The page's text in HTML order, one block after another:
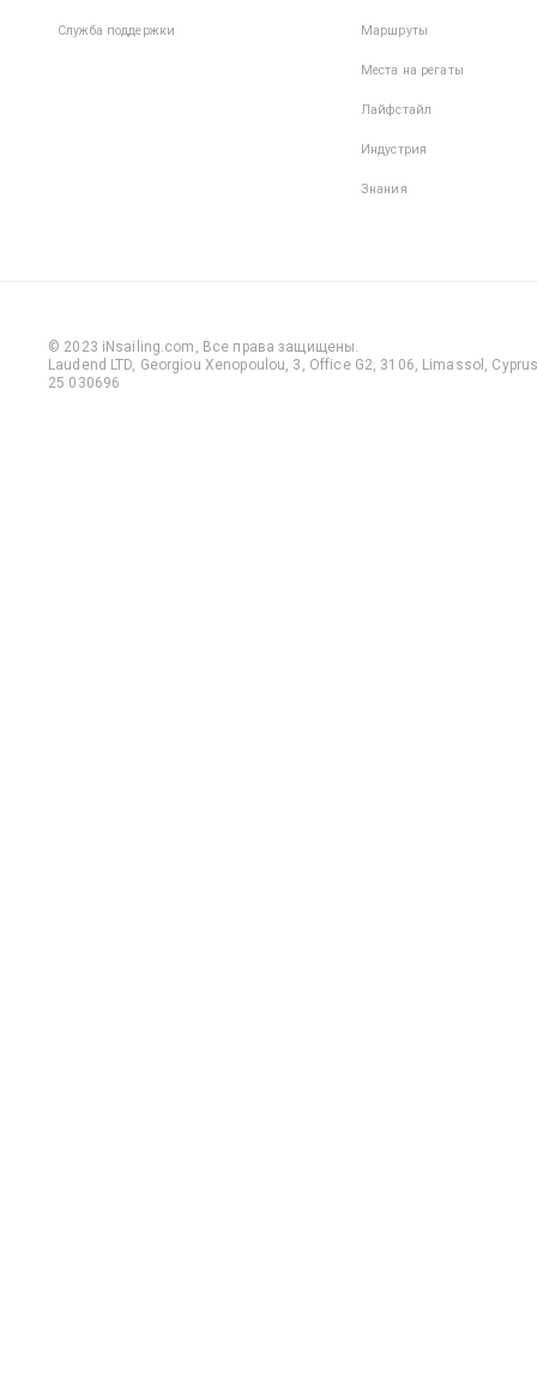
Служба поддержки Маршруты
Места на регаты
Лайфстайл
Индустрия
Знания
© 2023 iNsailing.com, Все права защищены.
Laudend LTD, Georgiou Xenopoulou, 3, Office G2, 3106, Limassol,
25 030696